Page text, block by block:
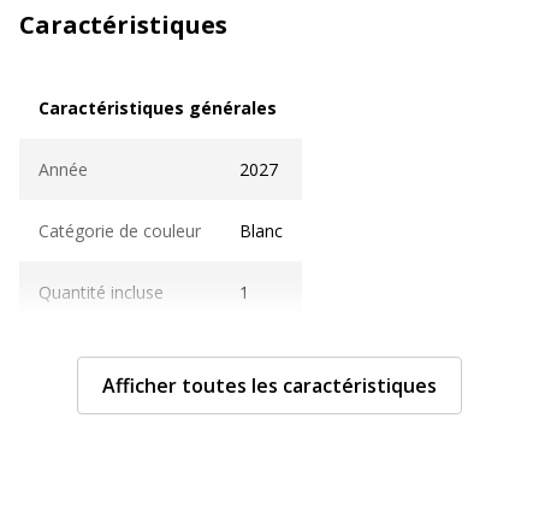
Caractéristiques
Caractéristiques générales
Année 2027
Catégorie de couleur Blanc
Quantité incluse 1
Caractéristiques techniques
Afficher toutes les caractéristiques